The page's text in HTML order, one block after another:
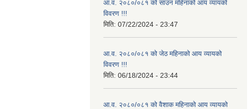
आ.व. २०८०/०८१ को साउन महिनाको आय व्यायको
विवरण !!!
मिति: 07/22/2024 - 23:47
आ.व. २०८०/०८१ को जेठ महिनाको आय व्यायको
विवरण !!!
मिति: 06/18/2024 - 23:44
आ.व. २०८०/०८१ को वैशाक महिनाको आय व्यायको